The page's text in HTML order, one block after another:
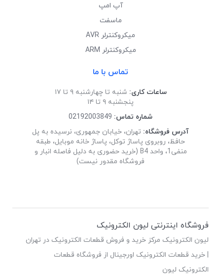
آپ امپ
ماسفت
میکروکنترلر AVR
میکروکنترلر ARM
تماس با ما
ساعات کاری: شنبه تا چهارشنبه ۹ تا ۱۷
پنجشنبه ۹ تا ۱۴
شماره تماس: 02192003849
آدرس فروشگاه: تهران، خیابان جمهوری، نرسیده به پل
حافظ، روبروی پاساژ توکل، پاساژ خانه موبایل، طبقه
منفی1، واحد B4 (خرید حضوری به دلیل فاصله انبار و
فروشگاه مقدور نیست)
فروشگاه اینترنتی لیون الکترونیک
لیون الکترونیک مرکز خرید و فروش قطعات الکترونیک در تهران
| خرید قطعات الکترونیک اورجینال از فروشگاه قطعات
الکترونیک لیون